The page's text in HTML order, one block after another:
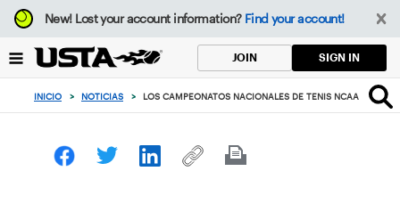
Enfoque
desde
botón
volver
principio
New!Lost your account information? Find your account!
JOIN SIGN IN
INICIO > NOTICIAS > LOS CAMPEONATOS NACIONALES DE TENIS NCAA DI Y